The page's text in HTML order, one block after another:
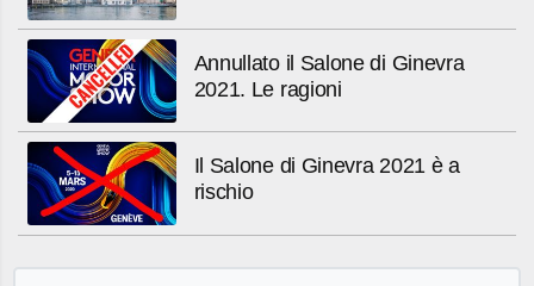
Annullato il Salone di Ginevra
2021. Le ragioni
Il Salone di Ginevra 2021 è a
rischio